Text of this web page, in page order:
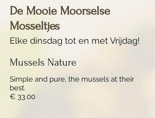
De Mooie Moorselse
Mosseltjes
Elke dinsdag tot en met Vrijdag!
Mussels Nature
Simple and pure, the mussels at their
best.
€ 33.00